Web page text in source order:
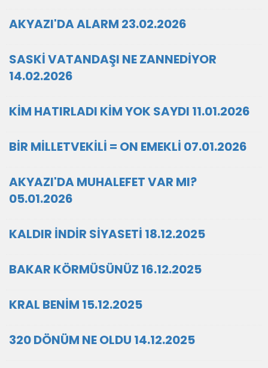
AKYAZI'DA ALARM 23.02.2026
SASKİ VATANDAŞI NE ZANNEDİYOR
14.02.2026
KİM HATIRLADI KİM YOK SAYDI 11.01.2026
BİR MİLLETVEKİLİ = ON EMEKLİ 07.01.2026
AKYAZI'DA MUHALEFET VAR MI?
05.01.2026
KALDIR İNDİR SİYASETİ 18.12.2025
BAKAR KÖRMÜSÜNÜZ 16.12.2025
KRAL BENİM 15.12.2025
320 DÖNÜM NE OLDU 14.12.2025